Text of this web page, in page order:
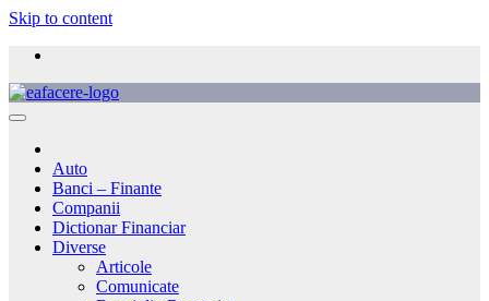
Skip to content
Auto
Banci – Finante
Companii
Dictionar Financiar
Diverse
Articole
Comunicate